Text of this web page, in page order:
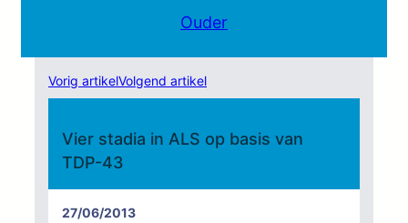
Ouder
Vorig artikelVolgend artikel
Vier stadia in ALS op basis van
TDP-43
27/06/2013